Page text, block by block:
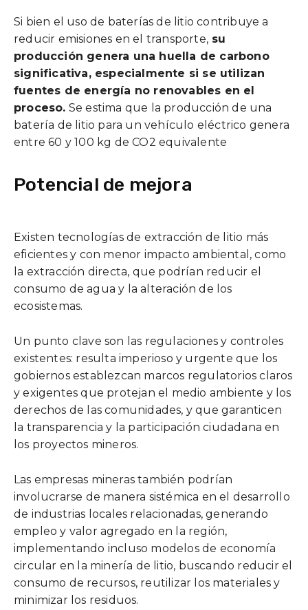
Si bien el uso de baterías de litio contribuye a
reducir emisiones en el transporte, su
producción genera una huella de carbono
significativa, especialmente si se utilizan
fuentes de energía no renovables en el
proceso. Se estima que la producción de una
batería de litio para un vehículo eléctrico genera
entre 60 y 100 kg de CO2 equivalente
Potencial de mejora
Existen tecnologías de extracción de litio más
eficientes y con menor impacto ambiental, como
la extracción directa, que podrían reducir el
consumo de agua y la alteración de los
ecosistemas.
Un punto clave son las regulaciones y controles
existentes: resulta imperioso y urgente que los
gobiernos establezcan marcos regulatorios claros
y exigentes que protejan el medio ambiente y los
derechos de las comunidades, y que garanticen
la transparencia y la participación ciudadana en
los proyectos mineros.
Las empresas mineras también podrían
involucrarse de manera sistémica en el desarrollo
de industrias locales relacionadas, generando
empleo y valor agregado en la región,
implementando incluso modelos de economía
circular en la minería de litio, buscando reducir el
consumo de recursos, reutilizar los materiales y
minimizar los residuos.